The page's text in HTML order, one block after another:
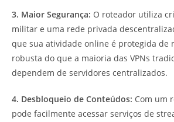
3. Maior Segurança: O roteador utiliza
militar e uma rede privada
que sua atividade online é protegida de
robusta do que a maioria das VPNs
dependem de servidores centralizados.
4. Desbloqueio de Conteúdos: Com um
pode facilmente acessar serviços de